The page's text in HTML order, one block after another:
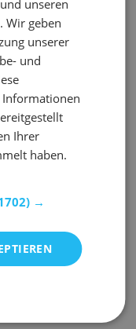
anthrazit
unseren
Wir geben
unserer
und
Ihrer
haben.
→